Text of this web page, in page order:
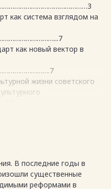
как система взглядом на
как новый вектор в
жизни советского
вопросов культуры
методического
изучения культуры
В последние годы в
существенные
реформами в